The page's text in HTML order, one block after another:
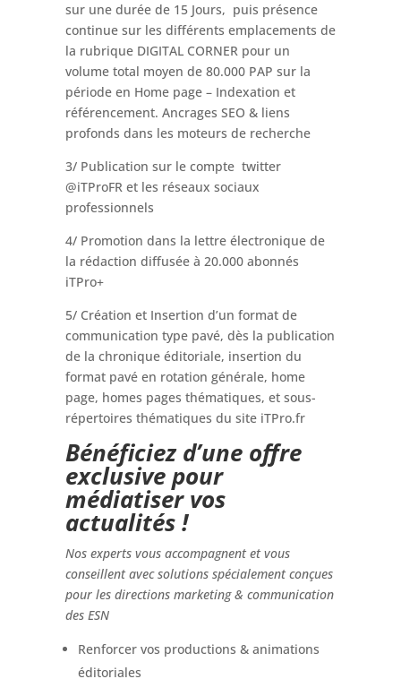
sur une durée de 15 Jours, puis présence
continue sur les différents emplacements de
la rubrique DIGITAL CORNER pour un
volume total moyen de 80.000 PAP sur la
période en Home page – Indexation et
référencement. Ancrages SEO & liens
profonds dans les moteurs de recherche
3/ Publication sur le compte twitter
@iTProFR et les réseaux sociaux
professionnels
4/ Promotion dans la lettre électronique de
la rédaction diffusée à 20.000 abonnés
iTPro+
5/ Création et Insertion d’un format de
communication type pavé, dès la publication
de la chronique éditoriale, insertion du
format pavé en rotation générale, home
page, homes pages thématiques, et sous-
répertoires thématiques du site iTPro.fr
Bénéficiez d’une offre
exclusive pour
médiatiser vos
actualités !
Nos experts vous accompagnent et vous
conseillent avec solutions spécialement conçues
pour les directions marketing & communication
des ESN
Renforcer vos productions & animations
éditoriales